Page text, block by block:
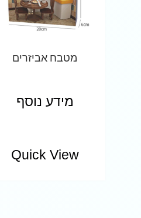
מטבח אביזרים
מידע נוסף
Quick View